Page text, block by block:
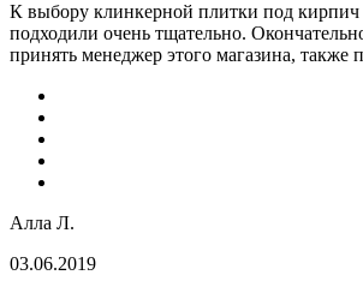
К выбору клинкерной плитки под кирпич
подходили очень тщательно.
принять менеджер этого магазина, также
Алла Л.
03.06.2019